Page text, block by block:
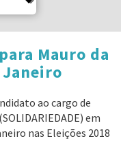
Mauro da
ao cargo de
em
nas Eleições 2018